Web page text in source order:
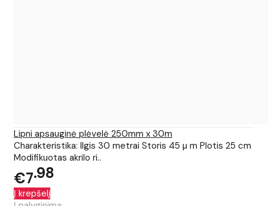
Lipni apsauginė plėvelė 250mm x 30m
Charakteristika: Ilgis 30 metrai Storis 45 µ m Plotis 25 cm
Modifikuotas akrilo ri..
€7 98
Į krepšelį